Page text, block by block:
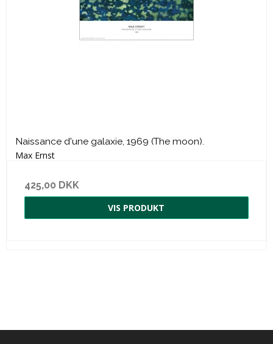
Naissance d'une galaxie, 1969 (The moon).
Max Ernst
425,00 DKK
VIS PRODUKT